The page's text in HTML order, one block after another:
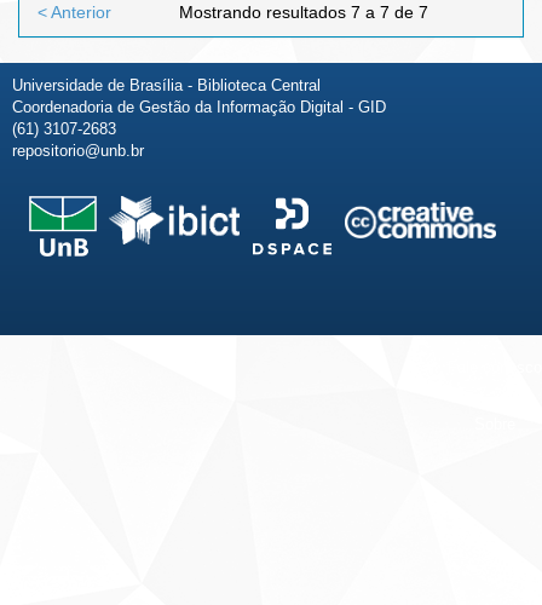
Mostrando resultados 7 a 7 de 7
< Anterior
Universidade de Brasília - Biblioteca Central
Coordenadoria de Gestão da Informação Digital - GID
(61) 3107-2683
repositorio@unb.br